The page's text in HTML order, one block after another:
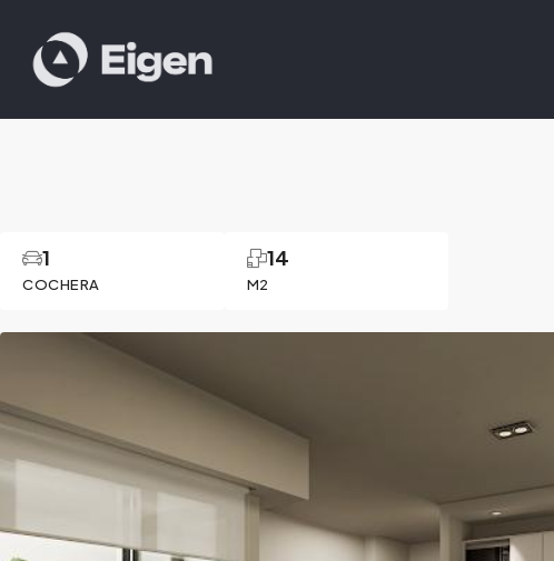
COCHERA
1
M2
14